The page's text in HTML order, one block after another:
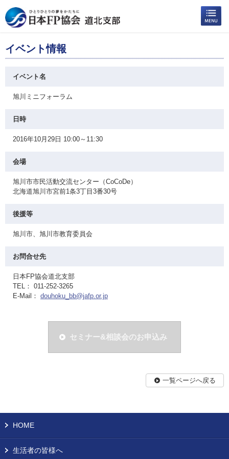
イベント情報
イベント名
旭川ミニフォーラム
日時
2016年10月29日 10:00～11:30
会場
旭川市市民活動交流センター（CoCoDe）
北海道旭川市宮前1条3丁目3番30号
後援等
旭川市、旭川市教育委員会
お問合せ先
日本FP協会道北支部
TEL： 011-252-3265
E-Mail： douhoku_bb@jafp.or.jp
セミナー&相談会のお申込み
一覧ページへ戻る
HOME
生活者の皆様へ